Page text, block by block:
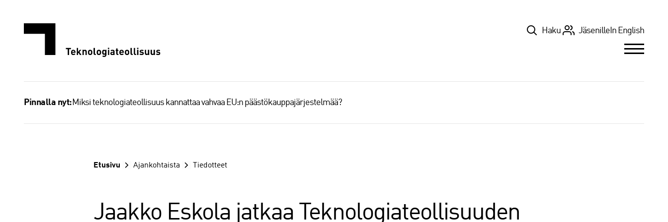
TopHaku Jäsenille In English
Pinnalla nyt: Miksi teknologiateollisuus kannattaa vahvaa EU:n päästökauppajärjestelmää?
Etusivu Ajankohtaista Tiedotteet
Jaakko Eskola jatkaa Teknologiateollisuuden